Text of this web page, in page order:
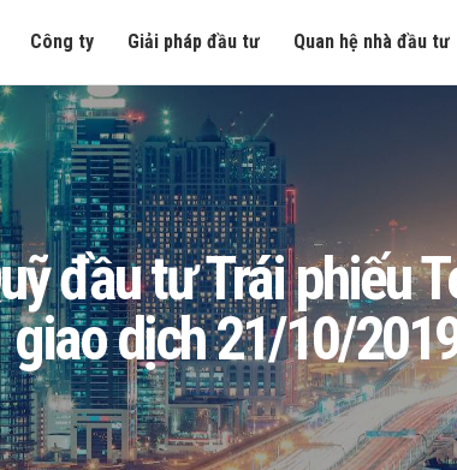
Công ty Giải pháp đầu tư Quan hệ nhà đầu tư
đầu tư Trái phiếu
giao dịch 21/10/